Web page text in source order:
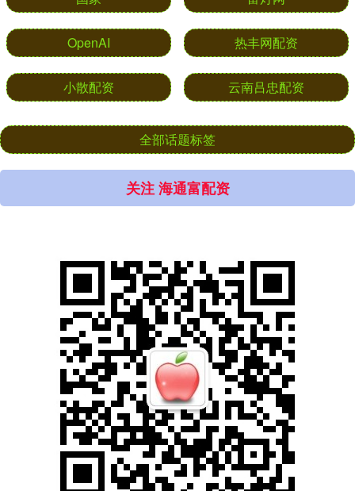
OpenAI 热丰网配资
小散配资 云南吕忠配资
全部话题标签
关注 海通富配资